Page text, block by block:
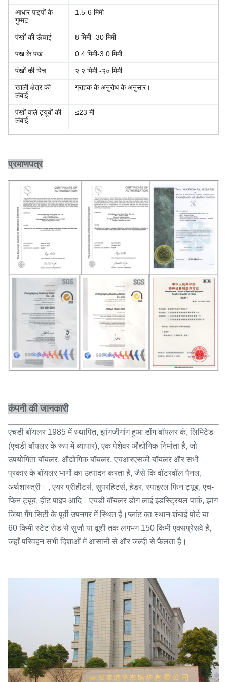
आधार पाइपों के
गुम्मट
1.5-6 मिमी
पंखों की ऊँचाई 8 मिमी -30 मिमी
पंख के पंख 0.4 मिमी-3.0 मिमी
पंखों की पिच २.२ मिमी -२० मिमी
खाली क्षेत्र की
लंबाई
ग्राहक के अनुरोध के अनुसार।
पंखों वाले ट्यूबों की
लंबाई
≤23 मी
प्रमाणपत्र
कंपनी की जानकारी
एचडी बॉयलर 1985 में स्थापित, झांगजीगांग हुआ डोंग बॉयलर कं, लिमिटेड
(एचडी बॉयलर के रूप में व्यापार), एक पेशेवर औद्योगिक निर्माता है, जो
उपयोगिता बॉयलर, औद्योगिक बॉयलर, एचआरएसजी बॉयलर और सभी
प्रकार के बॉयलर भागों का उत्पादन करता है, जैसे कि वॉटरवॉल पैनल,
अर्थशास्त्री। , एयर प्रीहीटर्स, सुपरहिटर्स, हेडर, स्पाइरल फिन ट्यूब, एच-
फिन ट्यूब, हीट पाइप आदि। एचडी बॉयलर डोंग लाई इंडस्ट्रियल पार्क, झांग
जिया गैंग सिटी के पूर्वी उपनगर में स्थित है।प्लांट का स्थान शंघाई पोर्ट या
60 किमी स्टेट रोड से सुजौ या वूशी तक लगभग 150 किमी एक्सप्रेसवे है,
जहाँ परिवहन सभी दिशाओं में आसानी से और जल्दी से फैलता है।